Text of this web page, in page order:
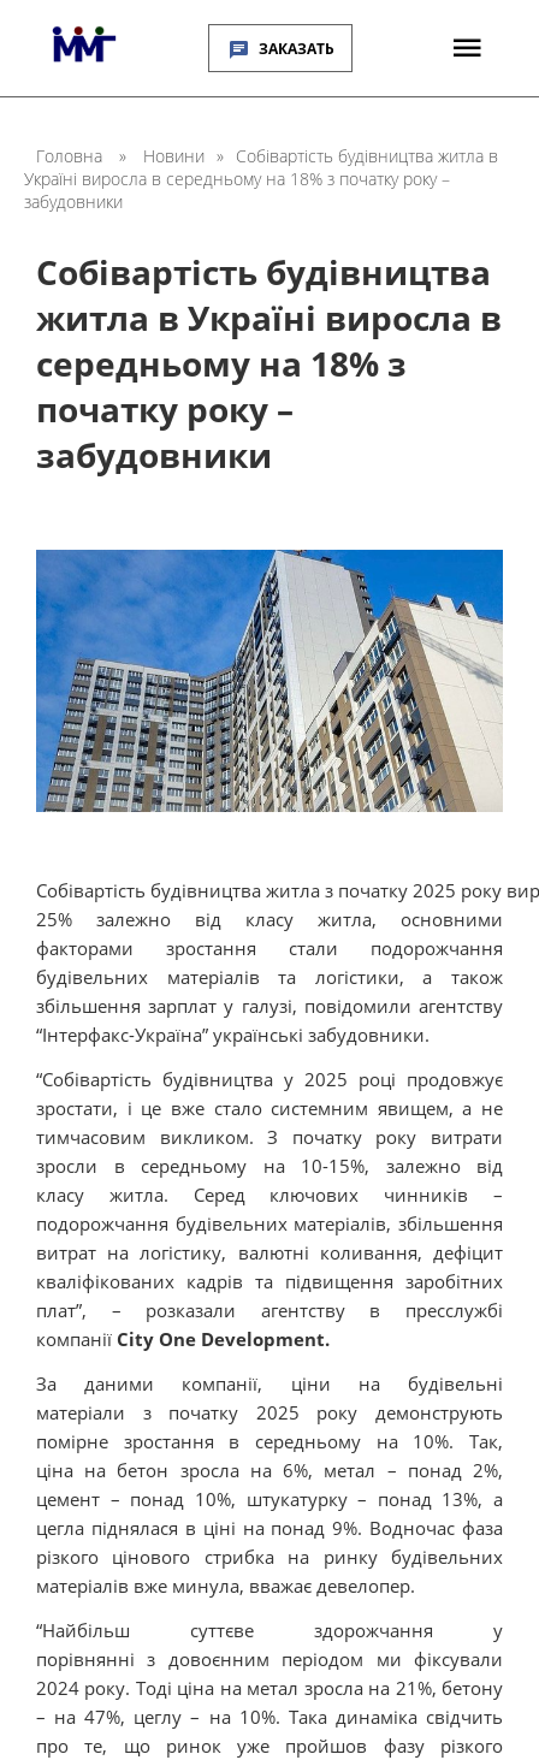
ЗАКАЗАТЬ
Головна » Новини » Собівартість будівництва житла в
Україні виросла в середньому на 18% з початку року –
забудовники
Собівартість будівництва
житла в Україні виросла в
середньому на 18% з
початку року –
забудовники
Собівартість будівництва житла з початку 2025 року
25% залежно від класу житла, основними
факторами зростання стали подорожчання
будівельних матеріалів та логістики, а також
збільшення зарплат у галузі, повідомили агентству
“Інтерфакс-Україна” українські забудовники.
“Собівартість будівництва у 2025 році продовжує
зростати, і це вже стало системним явищем, а не
тимчасовим викликом. З початку року витрати
зросли в середньому на 10-15%, залежно від
класу житла. Серед ключових чинників –
подорожчання будівельних матеріалів, збільшення
витрат на логістику, валютні коливання, дефіцит
кваліфікованих кадрів та підвищення заробітних
плат”, – розказали агентству в пресслужбі
компанії City One Development.
За даними компанії, ціни на будівельні
матеріали з початку 2025 року демонструють
помірне зростання в середньому на 10%. Так,
ціна на бетон зросла на 6%, метал – понад 2%,
цемент – понад 10%, штукатурку – понад 13%, а
цегла піднялася в ціні на понад 9%. Водночас фаза
різкого цінового стрибка на ринку будівельних
матеріалів вже минула, вважає девелопер.
“Найбільш суттєве здорожчання у
порівнянні з довоєнним періодом ми фіксували
2024 року. Тоді ціна на метал зросла на 21%, бетону
– на 47%, цеглу – на 10%. Така динаміка свідчить
про те, що ринок уже пройшов фазу різкого